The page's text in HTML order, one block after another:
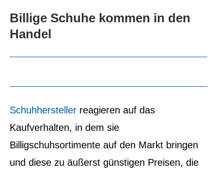
Billige Schuhe kommen in den
Handel
Schuhhersteller reagieren auf das
Kaufverhalten, in dem sie
Billigschuhsortimente auf den Markt bringen
und diese zu äußerst günstigen Preisen, die